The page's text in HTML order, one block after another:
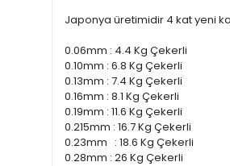
Japonya üretimidir 4 kat yeni
0.06mm : 4.4 Kg Çekerli
0.10mm : 6.8 Kg Çekerli
0.13mm : 7.4 Kg Çekerli
0.16mm : 8.1 Kg Çekerli
0.19mm : 11.6 Kg Çekerli
0.215mm : 16.7 Kg Çekerli
0.23mm : 18.6 Kg Çekerli
0.28mm : 26 Kg Çekerli